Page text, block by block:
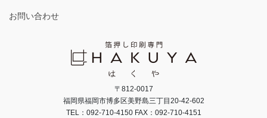
お問い合わせ
〒812-0017
福岡県福岡市博多区美野島三丁目20-42-602
TEL：092-710-4150 FAX：092-710-4151